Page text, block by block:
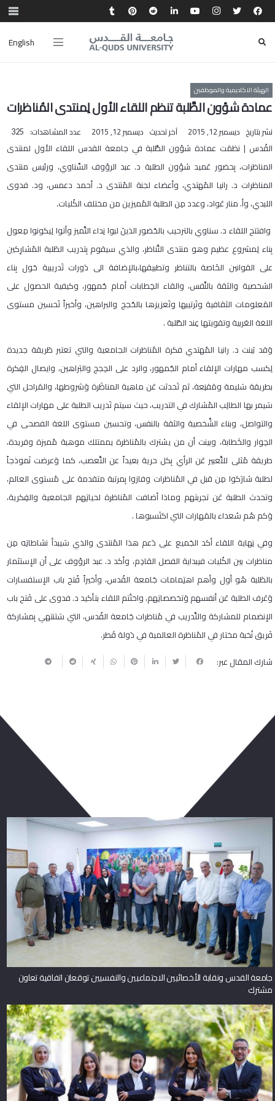
English
الهيئة الاكاديمية والموظفين
عمادة شؤون الطَّلبة تنظم اللقاء الأول لِمنتدى المُناظرات
نشر بتاريخ ديسمبر 12, 2015 آخر تحديث ديسمبر 12, 2015 عدد المشاهدات: 325
القُدس | نظمَت عمادة شؤون الطَّلبة في جامعة القدس اللقاء الأول لمنتدى
المناظرات، بِحضور عَميد شؤون الطلبة د. عبد الرؤوف السِّناوي، ورئيس منتدى
المناظرات د. رانيا المُهتدي، وأعضاء لجنة المُنتدى د. أحمد دعمس، ود. فدوى
اللبدي، وأ. منار عَواد، وعدد مِن الطلبة المُميزين من مختلف الكُليات.
وافتتح اللقاء د. سناوي بالترحيب بالحُضور الذينَ لبوا نِداء التَّميز وأتوا لِيكونوا مِعول
بِناء لِمشروع عظيم وهو منتدى التَّناظر، والذي سيقوم بِتدريب الطَلبة المُشارِكين
على القوانين الخَاصة بالتناظر وتطبيقها،بالإضافة الى دَورات تَدريبية حَول بِناء
الشخصية والثقة بالنَّفس، والقاء الخِطابات أمام جُمهور، وكيفية الحصول على
المَعلومات الثقافية وتَرتيبها وتَعزيزها بالحُجج والبراهين، وأخيراً تَحسين مستوى
اللغة العَربية وتقويتها عِند الطّلبة .
وَقد بَينت د. رانيا المُهتدي فكرة المُناظرات الجامعية والتي تعتبر طَريقة جديدة
لِكسب مهارات الإلقاء أمام الجُمهور، والرد على الحِجج والبَراهين، وايصال الفِكرة
بطريقة سَليمة ومَقنِعة، ثم تَحدثت عَن ماهية المناظَرة وَشروطها، والمَراحل التي
سَيمر بها الطالِب المُشارك في التدريب، حيث سيتم تَدريب الطلبة على مهارات الإلقاء
والتواصل، وبناء الشَّخصية والثقة بالنفس، وتحسين مستوى اللغة الفصحى في
الحِوار والخَطابة، وبينت أن من يشترك بالمُناظرة يممتلك موهبة مُميزة وفريدة،
طريقة مُثلى للتَّعبير عَن الرأي بِكل حرية بعيداً عن التَّعصب، كما وَعرضت نَموذجاً
لطلبة شارَكوا مِن قبل في المُناظرات وفازوا بِمرتبة متقدمة على مُستوى العالم،
وتحدث الطلبة عَن تجربتهم وماذا أضافت المُناظرة لحياتِهم الجامعية والفِكرية،
وَكم هُم سُعداء بالمَهارات التي اكتَسبوها .
وفي نِهاية اللقاء أكد الجَميع على دَعم هذا المُنتدى والذي سَيبدأ نشاطاتِه مِن
مناظرات بين الكُليات فيبداية الفصل القادِم، وأكد د. عبد الرؤوف على أن الإستثمار
بالطَلبة هُو أول وأهم اهتِمامات جَامعة القُدس، وأخيراً فُتح باب الإستفسارات
وَعَرف الطلبة عَن أنفسهم وَتخصصاتِهم، واختُتم اللقاء بتأكيد د. فدوى على فَتح باب
الإنضمام للمشاركة والتَّدريب في مُناظرات جَامعة القُدس، التي سَتنتهي بِمشاركة
فَريق نُخبة مختار في المُناظرة العالمية في دَولة قَطر.
شارك المقال عبر:
جامعة القدس ونقابة الأخصائيين الاجتماعيين والنفسيين توقعان اتفاقية تعاون
مشترك